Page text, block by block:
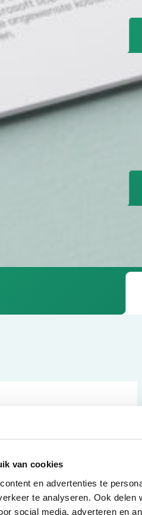
van cookies
en advertenties te
te analyseren. Ook
social media, adverteren en